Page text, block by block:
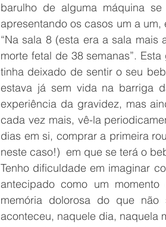
barulho de alguma máquina
apresentando os casos um a
“Na sala 8 (esta era a sala
morte fetal de 38 semanas”.
tinha deixado de sentir o seu
estava já sem vida na barriga
experiência da gravidez, mas
cada vez mais, vê-la
dias em si, comprar a primeira
neste caso!)  em que se terá o
Tenho dificuldade em imaginar
antecipado como um
memória dolorosa do que
aconteceu, naquele dia, naquela